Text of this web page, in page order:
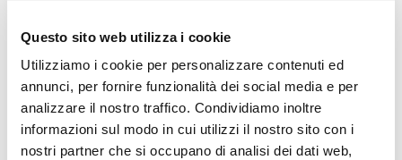
Questo sito web utilizza i cookie
Utilizziamo i cookie per personalizzare contenuti ed
annunci, per fornire funzionalità dei social media e per
analizzare il nostro traffico. Condividiamo inoltre
informazioni sul modo in cui utilizzi il nostro sito con i
nostri partner che si occupano di analisi dei dati web,